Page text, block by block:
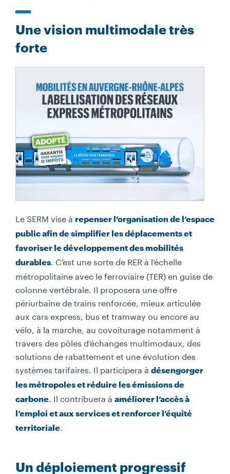
Une vision multimodale très
forte
Le SERM vise à repenser l’organisation de l’espace
public afin de simplifier les déplacements et
favoriser le développement des mobilités
durables . C’est une sorte de RER à l’échelle
métropolitaine avec le ferroviaire (TER) en guise de
colonne vertébrale. Il proposera une offre
périurbaine de trains renforcée, mieux articulée
aux cars express, bus et tramway ou encore au
vélo, à la marche, au covoiturage notamment à
travers des pôles d’échanges multimodaux, des
solutions de rabattement et une évolution des
systèmes tarifaires. Il participera à désengorger
les métropoles et réduire les émissions de
carbone . Il contribuera à améliorer l’accès à
l’emploi et aux services et renforcer l’équité
territoriale
Un déploiement progressif